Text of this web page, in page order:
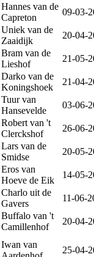
Hannes van de
Capreton
09-03-
Uniek van de
Zaaidijk
20-04-
Bram van de
Lieshof
21-05-
Darko van de
Koningshoek
21-04-
Tuur van
Hansevelde
03-06-
Robert van 't
Clerckshof
26-06-
Lars van de
Smidse
20-05-
Eros van
Hoeve de Eik
14-05-
Charlo uit de
Gavers
11-06-
Buffalo van 't
Camillenhof
20-04-
Iwan van
25-04-